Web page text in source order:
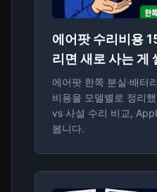
에어팟 수리비용
리면 새로 사는 게
에어팟 한쪽 분실·배터
비용을 모델별로 정리
vs 사설 수리 비교,
봅니다.